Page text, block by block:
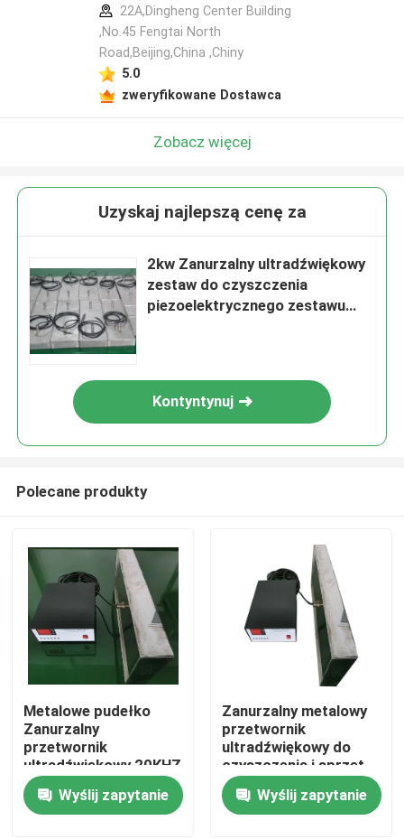
Dom
Produkty
producenta
22A,Dingheng Center Building
,No.45 Fengtai North
Road,Beijing,China ,Chiny
5.0
zweryfikowane Dostawca
Zobacz więcej
Uzyskaj najlepszą cenę za
2kw Zanurzalny ultradźwiękowy
zestaw do czyszczenia
piezoelektrycznego zestawu
Kontyntynuj
Polecane produkty
Metalowe pudełko
Zanurzalny
przetwornik
ultradźwiękowy 20KHZ
do czyszczenia lub
separacjiWyślij zapytanie
Zanurzalny metalowy
przetwornik
ultradźwiękowy do
czyszczenia i sprzęt
generatora
Wyślij zapytanie